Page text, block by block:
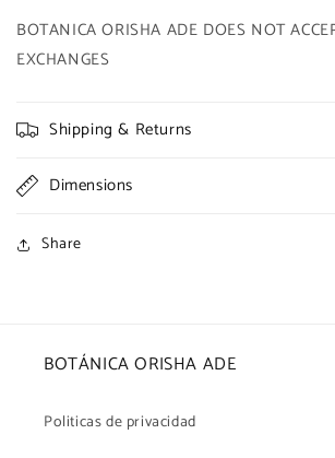
BOTANICA ORISHA ADE DOES NOT
EXCHANGES
Shipping & Returns
Dimensions
Share
BOTÁNICA ORISHA ADE
Politicas de privacidad